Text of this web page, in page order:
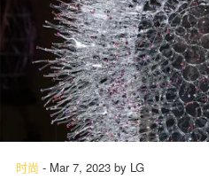
时尚 - Mar 7, 2023 by LG